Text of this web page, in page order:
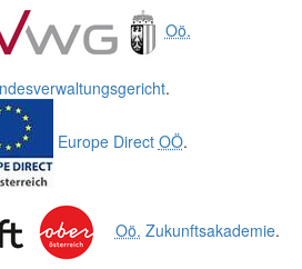
Oö.
.
Europe Direct OÖ.
Oö. Zukunftsakademie.